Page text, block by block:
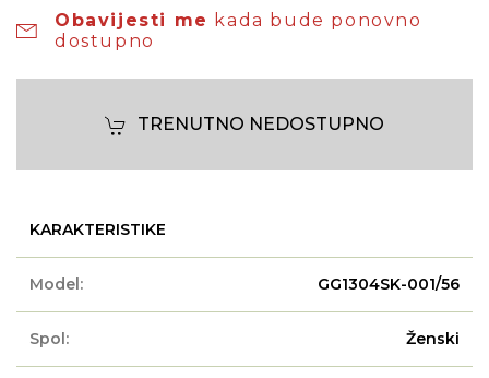
Obavijesti me kada bude ponovno
dostupno
TRENUTNO NEDOSTUPNO
KARAKTERISTIKE
Model: GG1304SK-001/56
Spol: Ženski